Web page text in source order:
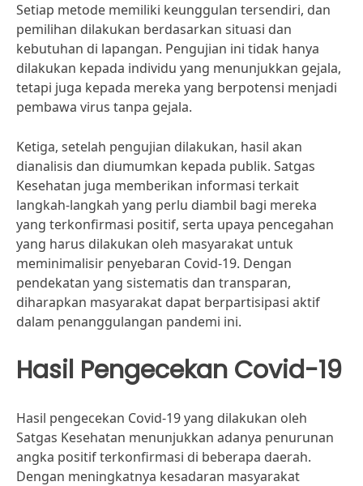
Setiap metode memiliki keunggulan tersendiri, dan
pemilihan dilakukan berdasarkan situasi dan
kebutuhan di lapangan. Pengujian ini tidak hanya
dilakukan kepada individu yang menunjukkan gejala,
tetapi juga kepada mereka yang berpotensi menjadi
pembawa virus tanpa gejala.
Ketiga, setelah pengujian dilakukan, hasil akan
dianalisis dan diumumkan kepada publik. Satgas
Kesehatan juga memberikan informasi terkait
langkah-langkah yang perlu diambil bagi mereka
yang terkonfirmasi positif, serta upaya pencegahan
yang harus dilakukan oleh masyarakat untuk
meminimalisir penyebaran Covid-19. Dengan
pendekatan yang sistematis dan transparan,
diharapkan masyarakat dapat berpartisipasi aktif
dalam penanggulangan pandemi ini.
Hasil Pengecekan Covid-19
Hasil pengecekan Covid-19 yang dilakukan oleh
Satgas Kesehatan menunjukkan adanya penurunan
angka positif terkonfirmasi di beberapa daerah.
Dengan meningkatnya kesadaran masyarakat